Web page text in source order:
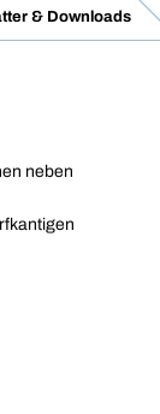
& Downloads
neben